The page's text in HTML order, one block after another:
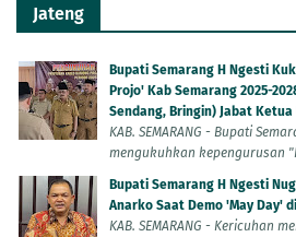
Jateng
Bupati Semarang H Ngesti
Projo' Kab Semarang 2025-
Sendang, Bringin) Jabat Ketua
KAB. SEMARANG - Bupati
mengukuhkan kepengurusan
Bupati Semarang H Ngesti
Anarko Saat Demo 'May Day'
KAB. SEMARANG - Kericuhan